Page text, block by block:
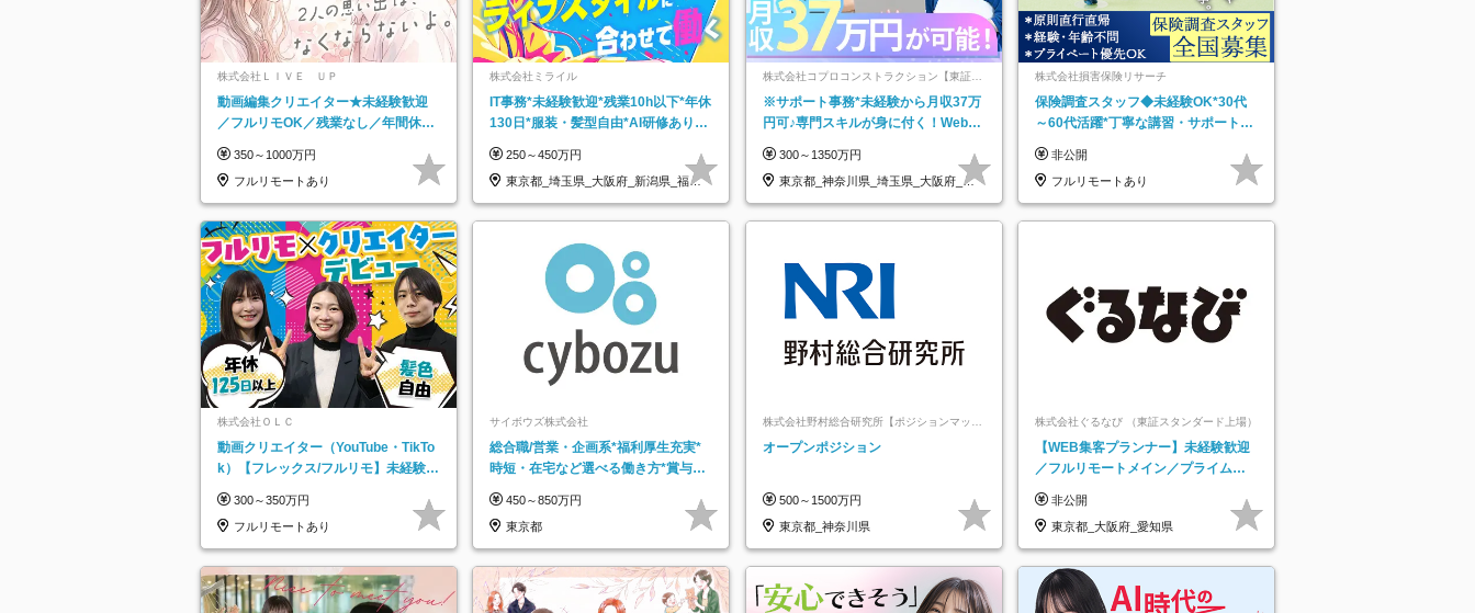
株式会社ＬＩＶＥ ＵＰ
動画編集クリエイター★未経験歓迎
／フルリモOK／残業なし／年間休日
実で安心
350～1000万円
フルリモートあり
株式会社ミライル
IT事務*未経験歓迎*残業10h以下*年休
130日*服装・髪型自由*AI研修あり*
250～450万円
東京都_埼玉県_大阪府_新潟県_福岡
県
株式会社コプロコンストラクション【東証プ
ライム上場コプロ・ホールディングス子会
社】
※サポート事務*未経験から月収37万
円可♪専門スキルが身に付く！Web面
300～1350万円
東京都_神奈川県_埼玉県_大阪府_愛
知県…
株式会社損害保険リサーチ
保険調査スタッフ◆未経験OK*30代
～60代活躍*丁寧な講習・サポートあ
託
非公開
フルリモートあり
株式会社ＯＬＣ
動画クリエイター（YouTube・TikTo
k）【フレックス/フルリモ】未経験O
300～350万円
フルリモートあり
サイボウズ株式会社
総合職/営業・企画系*福利厚生充実*
時短・在宅など選べる働き方*賞与年
450～850万円
東京都
株式会社野村総合研究所【ポジションマッチ
オープンポジション
500～1500万円
東京都_神奈川県
株式会社ぐるなび （東証スタンダード上場）
【WEB集客プランナー】未経験歓迎
／フルリモートメイン／プライム上
屋
非公開
東京都_大阪府_愛知県